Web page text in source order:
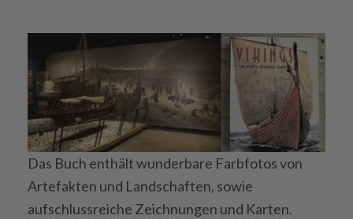
Das Buch enthält wunderbare Farbfotos von
Artefakten und Landschaften, sowie
aufschlussreiche Zeichnungen und Karten.